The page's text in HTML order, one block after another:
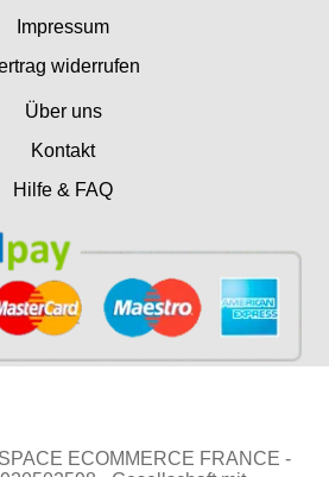
Impressum
widerrufen
Über uns
Kontakt
Hilfe & FAQ
ECOMMERCE FRANCE -